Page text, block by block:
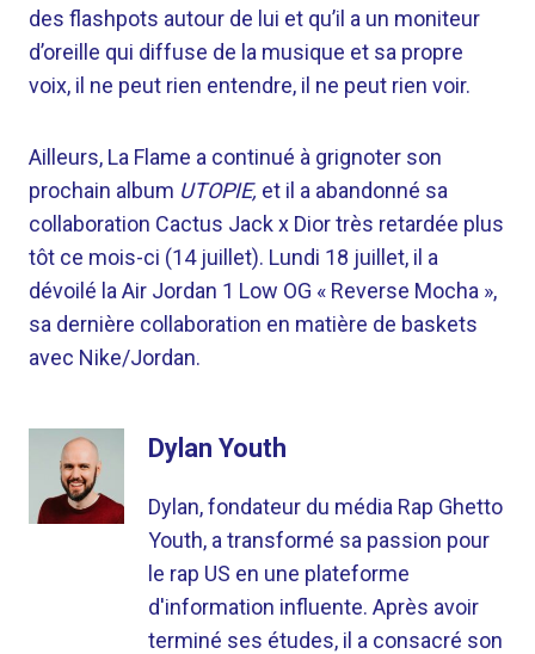
des flashpots autour de lui et qu’il a un moniteur
d’oreille qui diffuse de la musique et sa propre
voix, il ne peut rien entendre, il ne peut rien voir.
Ailleurs, La Flame a continué à grignoter son
prochain album UTOPIE, et il a abandonné sa
collaboration Cactus Jack x Dior très retardée plus
tôt ce mois-ci (14 juillet). Lundi 18 juillet, il a
dévoilé la Air Jordan 1 Low OG « Reverse Mocha »,
sa dernière collaboration en matière de baskets
avec Nike/Jordan.
Dylan Youth
Dylan, fondateur du média Rap Ghetto
Youth, a transformé sa passion pour
le rap US en une plateforme
d'information influente. Après avoir
terminé ses études, il a consacré son